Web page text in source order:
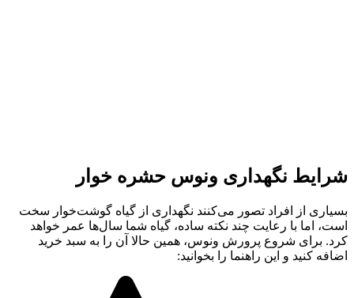
شرایط نگهداری ونوس حشره خوار
بسیاری از افراد تصور می‌کنند نگهداری از گیاه گوشت‌خوار سخت
است، اما با رعایت چند نکته ساده، گیاه شما سال‌ها عمر خواهد
کرد. برای شروع پرورش ونوس، همین حالا آن را به سبد خرید
اضافه کنید و این راهنما را بخوانید: